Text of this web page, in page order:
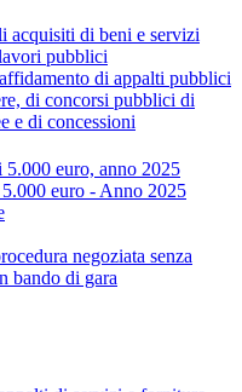
acquisiti di beni e servizi
pubblici
di appalti pubblici
di concorsi pubblici di
e di concessioni
euro, anno 2025
euro - Anno 2025
negoziata senza
bando di gara